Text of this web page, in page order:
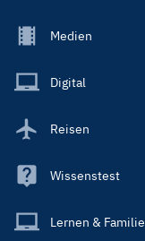
Footer
Main
Medien
Digital
Reisen
Wissenstest
Lernen & Familie